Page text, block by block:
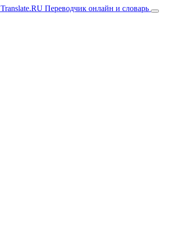
Translate.RU Переводчик онлайн и словарь